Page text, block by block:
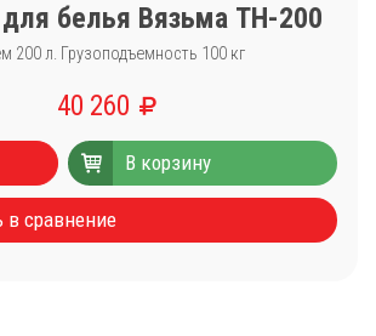
белья Вязьма ТН-200
200 л. Грузоподъемность 100 кг
40 260
В корзину
в сравнение
отжима белья
чистки ковров